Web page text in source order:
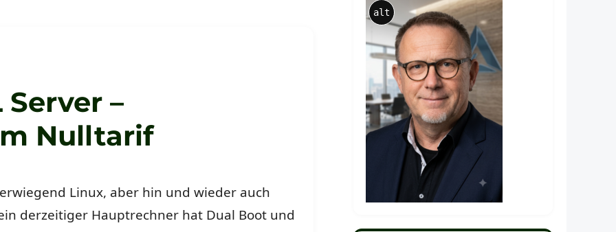
Server –
Nulltarif
Linux, aber hin und wieder auch
derzeitiger Hauptrechner hat Dual Boot und
alt